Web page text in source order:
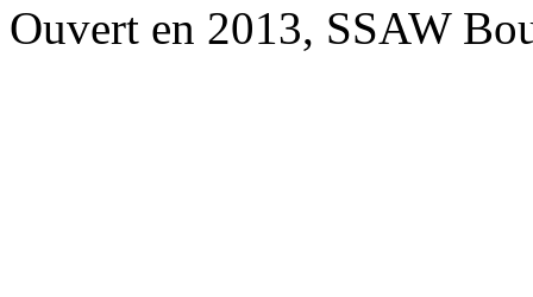
Ouvert en 2013, SSAW